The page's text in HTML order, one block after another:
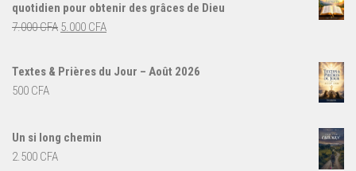
quotidien pour obtenir des grâces de Dieu
7.000CFA Le
initial
5.000 CFALe
actuel
Textes & Prières du Jour – Août 2026
500 CFA
Un si long chemin
2.500 CFA